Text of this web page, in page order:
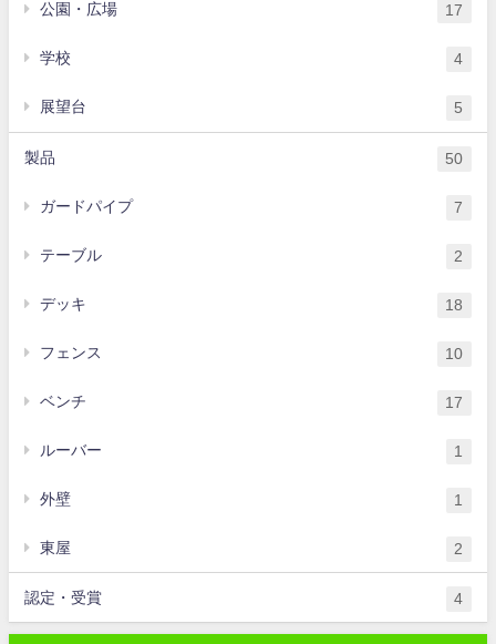
公園・広場 17
学校 4
展望台 5
製品 50
ガードパイプ 7
テーブル 2
デッキ 18
フェンス 10
ベンチ 17
ルーバー 1
外壁 1
東屋 2
認定・受賞 4